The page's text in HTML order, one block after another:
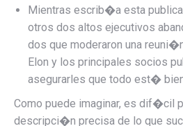
Mientras escrib�a esta
otros dos altos ejecutivos
dos que moderaron una
Elon y los principales socios
asegurarles que todo est�
Como puede imaginar, es dif�cil
descripci�n precisa de lo que